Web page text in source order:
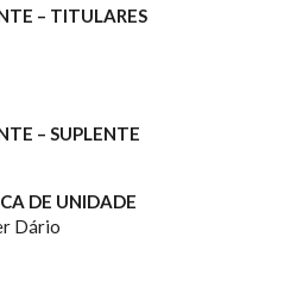
– TITULARES
– SUPLENTE
DE UNIDADE
Dário